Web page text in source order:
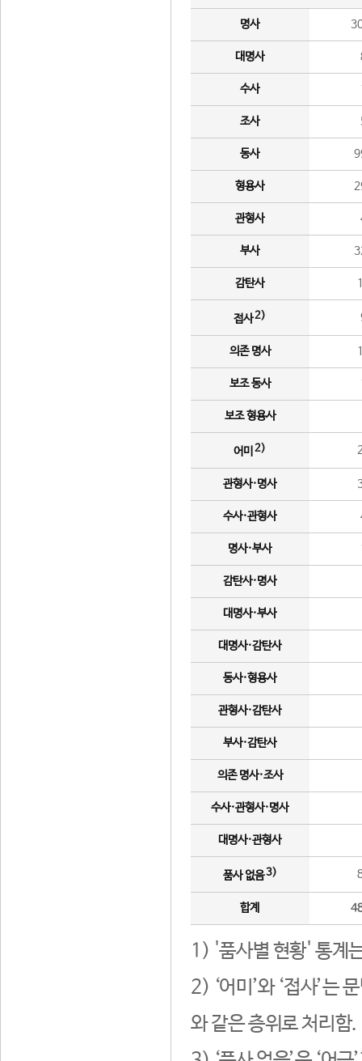
명사
대명사
수사
조사
동사
형용사
관형사
부사
감탄사
접사2)
의존 명사
보조 동사
보조 형용사
어미 2)
관형사·명사
수사·관형사
명사·부사
감탄사·명사
대명사·부사
대명사·감탄사
동사·형용사
관형사·감탄사
부사·감탄사
의존 명사·조사
수사·관형사·명사
대명사·관형사
품사 없음3)
합계
1) '품사별 현황' 통계
2) ‘어미’와 ‘접사’는
와 같은 층위로 처리함.